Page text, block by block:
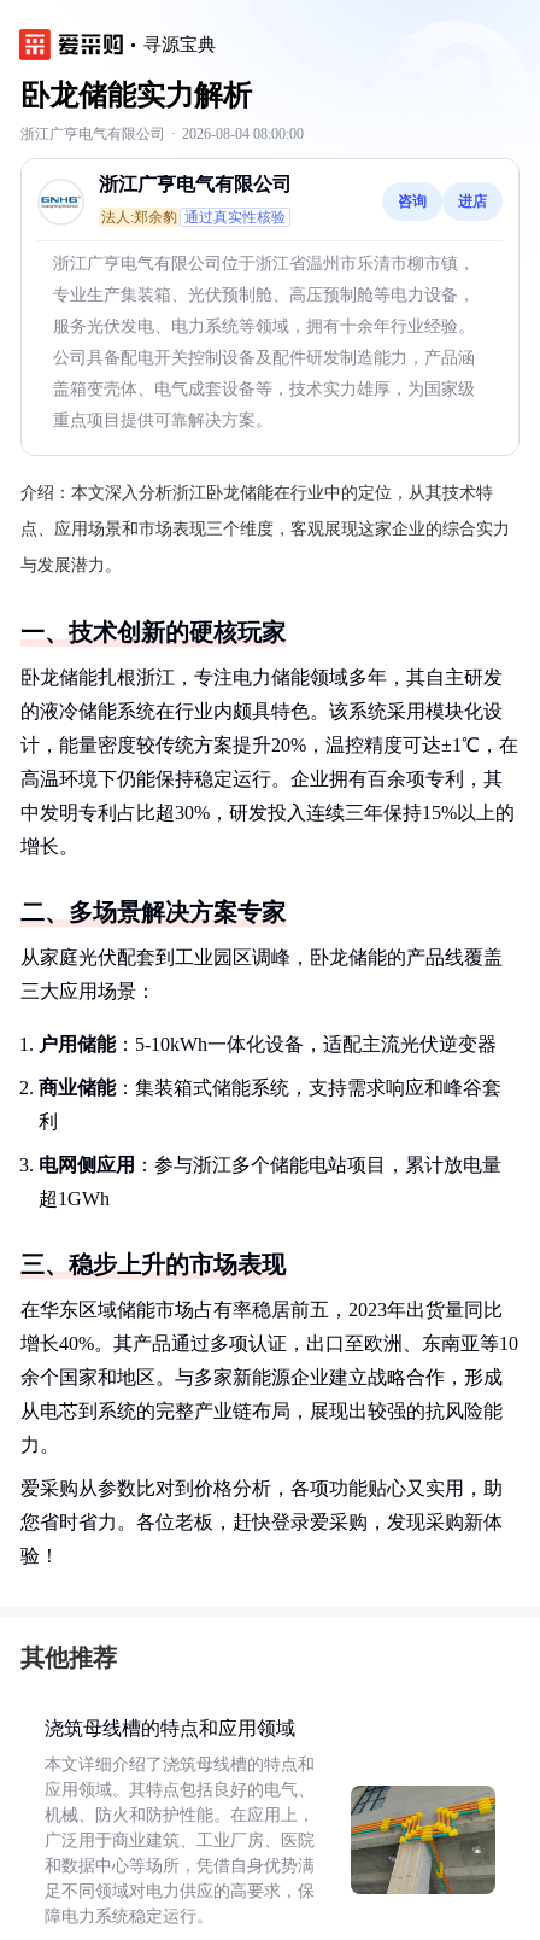
寻源宝典
卧龙储能实力解析
浙江广亨电气有限公司 · 2026-08-04 08:00:00
浙江广亨电气有限公司
法人:郑余豹 通过真实性核验
咨询 进店
浙江广亨电气有限公司位于浙江省温州市乐清市柳市镇，
专业生产集装箱、光伏预制舱、高压预制舱等电力设备，
服务光伏发电、电力系统等领域，拥有十余年行业经验。
公司具备配电开关控制设备及配件研发制造能力，产品涵
盖箱变壳体、电气成套设备等，技术实力雄厚，为国家级
重点项目提供可靠解决方案。
介绍： 本文深入分析浙江卧龙储能在行业中的定位，从其技术特
点、应用场景和市场表现三个维度，客观展现这家企业的综合实力
与发展潜力。
一、技术创新的硬核玩家
卧龙储能扎根浙江，专注电力储能领域多年，其自主研发
的液冷储能系统在行业内颇具特色。该系统采用模块化设
计，能量密度较传统方案提升20%，温控精度可达±1℃，在
高温环境下仍能保持稳定运行。企业拥有百余项专利，其
中发明专利占比超30%，研发投入连续三年保持15%以上的
增长。
二、多场景解决方案专家
从家庭光伏配套到工业园区调峰，卧龙储能的产品线覆盖
三大应用场景：
户用储能：5-10kWh一体化设备，适配主流光伏逆变器
商业储能：集装箱式储能系统，支持需求响应和峰谷套
利
电网侧应用 ：参与浙江多个储能电站项目，累计放电量
超1GWh
三、稳步上升的市场表现
在华东区域储能市场占有率稳居前五，2023年出货量同比
增长40%。其产品通过多项认证，出口至欧洲、东南亚等10
余个国家和地区。与多家新能源企业建立战略合作，形成
从电芯到系统的完整产业链布局，展现出较强的抗风险能
力。
爱采购从参数比对到价格分析，各项功能贴心又实用，助
您省时省力。各位老板，赶快登录爱采购，发现采购新体
验！
其他推荐
浇筑母线槽的特点和应用领域
本文详细介绍了浇筑母线槽的特点和
应用领域。其特点包括良好的电气、
机械、防火和防护性能。在应用上，
广泛用于商业建筑、工业厂房、医院
和数据中心等场所，凭借自身优势满
足不同领域对电力供应的高要求，保
障电力系统稳定运行。